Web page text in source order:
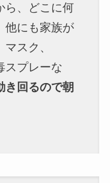
ら、どこに何
他にも家族が
スク、
スプレーな
き回るので朝